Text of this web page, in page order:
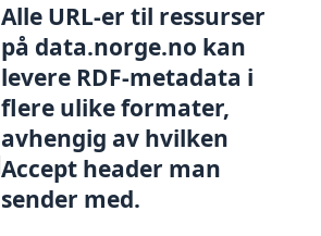
Alle URL-er til ressurser
på data.norge.no kan
levere RDF-metadata i
flere ulike formater,
avhengig av hvilken
Accept header man
sender med.